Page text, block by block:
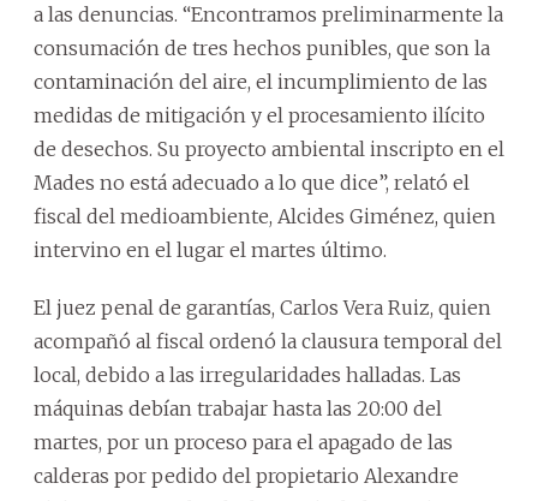
a las denuncias. “Encontramos preliminarmente la
consumación de tres hechos punibles, que son la
contaminación del aire, el incumplimiento de las
medidas de mitigación y el procesamiento ilícito
de desechos. Su proyecto ambiental inscripto en el
Mades no está adecuado a lo que dice”, relató el
fiscal del medioambiente, Alcides Giménez, quien
intervino en el lugar el martes último.
El juez penal de garantías, Carlos Vera Ruiz, quien
acompañó al fiscal ordenó la clausura temporal del
local, debido a las irregularidades halladas. Las
máquinas debían trabajar hasta las 20:00 del
martes, por un proceso para el apagado de las
calderas por pedido del propietario Alexandre